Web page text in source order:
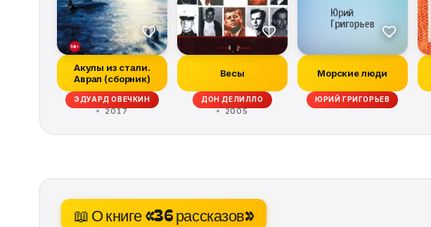
Акулы из стали.
Аврал (сборник)
ЭДУАРД ОВЕЧКИН
2017
Весы
ДОН ДЕЛИЛЛО
2005
Морские люди
ЮРИЙ ГРИГОРЬЕВ
📖 О книге «36 рассказов»